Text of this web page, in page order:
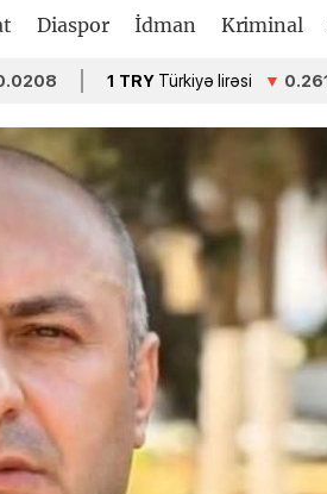
Diaspor İdman Kriminal
1 TRY Türkiyə lirəsi ▼0.2616